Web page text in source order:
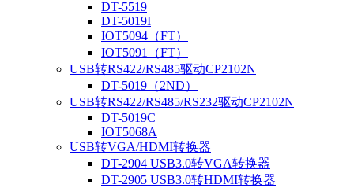
DT-5519
DT-5019I
IOT5094（FT）
IOT5091（FT）
USB转RS422/RS485驱动CP2102N
DT-5019（2ND）
USB转RS422/RS485/RS232驱动CP2102N
DT-5019C
IOT5068A
USB转VGA/HDMI转换器
DT-2904 USB3.0转VGA转换器
DT-2905 USB3.0转HDMI转换器